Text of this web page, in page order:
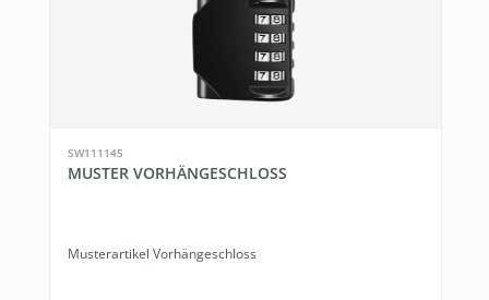
SW111145
MUSTER VORHÄNGESCHLOSS
Musterartikel Vorhängeschloss